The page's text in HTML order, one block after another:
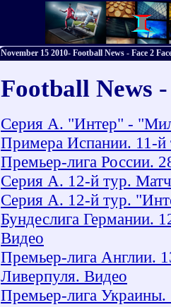
November 15 2010- Football News - Face 2
Football News
Серия А. "Интер" -
Примера Испании. 11-й
Премьер-лига России.
Серия А. 12-й тур.
Серия А. 12-й тур.
Бундеслига Германии.
Видео
Премьер-лига Англии.
Ливерпуля. Видео
Премьер-лига Украины.